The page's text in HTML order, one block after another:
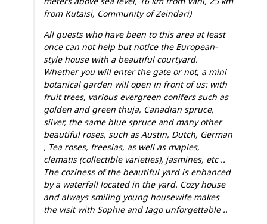
from Kutaisi, Community of Zeindari)
All guests who have been to this area at least
once can not help but notice the European-
style house with a beautiful courtyard.
Whether you will enter the gate or not, a mini
botanical garden will open in front of us: with
fruit trees, various evergreen conifers such as
golden and green thuja, Canadian spruce,
silver, the same blue spruce and many other
beautiful roses, such as Austin, Dutch, German
, Tea roses, freesias, as well as maples,
clematis (collectible varieties), jasmines, etc ..
The coziness of the beautiful yard is enhanced
by a waterfall located in the yard. Cozy house
and always smiling young housewife makes
the visit with Sophie and Iago unforgettable ..